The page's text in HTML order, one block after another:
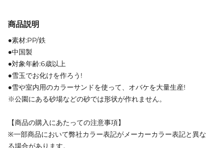
商品説明
●素材:PP/鉄
●中国製
●対象年齢:6歳以上
●雪玉でお化けを作ろう!
●雪や室内用のカラーサンドを使って、オバケを大量生産!
※公園にある砂場などの砂では形状が作れません。
【商品の購入にあたっての注意事項】
※一部商品において弊社カラー表記がメーカーカラー表記と異な
る場合があります。